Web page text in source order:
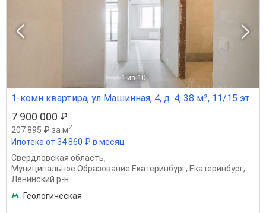
1 из 10
1-комн квартира, ул Машинная, 4, д. 4, 38 м², 11/15 эт.
7 900 000 ₽
207 895 ₽ за м2
Ипотека от 34 860 ₽ в месяц
Свердловская область,
Муниципальное Образование Екатеринбург, Екатеринбург,
Ленинский р-н
Геологическая